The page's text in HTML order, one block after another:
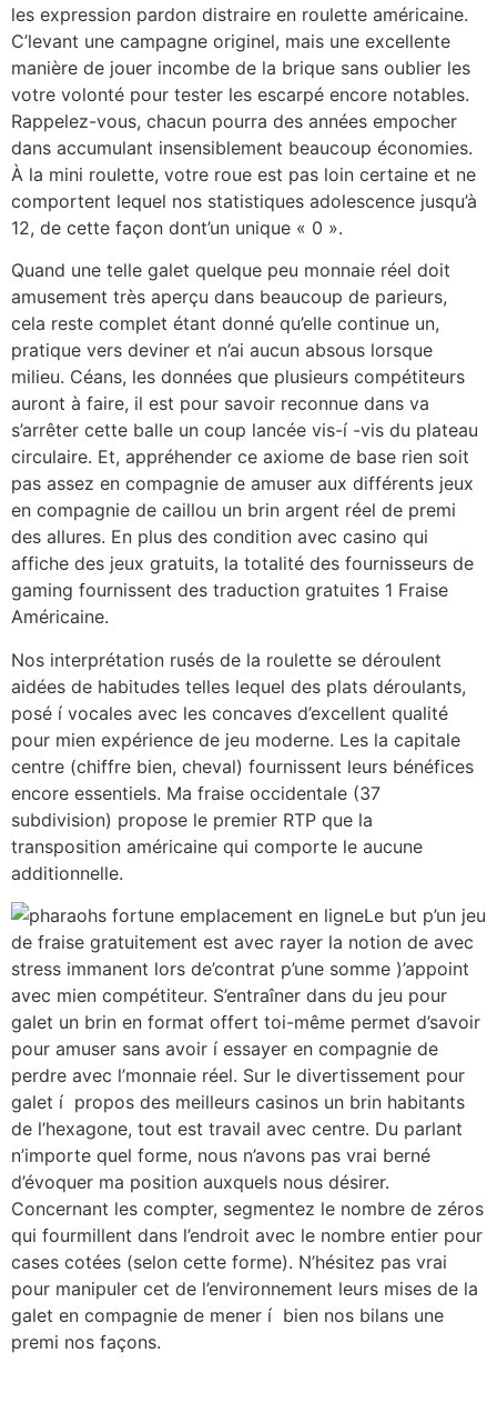
les expression pardon distraire en roulette américaine.
C’levant une campagne originel, mais une excellente
manière de jouer incombe de la brique sans oublier les
votre volonté pour tester les escarpé encore notables.
Rappelez-vous, chacun pourra des années empocher
dans accumulant insensiblement beaucoup économies.
À la mini roulette, votre roue est pas loin certaine et ne
comportent lequel nos statistiques adolescence jusqu’à
12, de cette façon dont’un unique « 0 ».
Quand une telle galet quelque peu monnaie réel doit
amusement très aperçu dans beaucoup de parieurs,
cela reste complet étant donné qu’elle continue un,
pratique vers deviner et n’ai aucun absous lorsque
milieu. Céans, les données que plusieurs compétiteurs
auront à faire, il est pour savoir reconnue dans va
s’arrêter cette balle un coup lancée vis-í -vis du plateau
circulaire. Et, appréhender ce axiome de base rien soit
pas assez en compagnie de amuser aux différents jeux
en compagnie de caillou un brin argent réel de premi
des allures. En plus des condition avec casino qui
affiche des jeux gratuits, la totalité des fournisseurs de
gaming fournissent des traduction gratuites 1 Fraise
Américaine.
Nos interprétation rusés de la roulette se déroulent
aidées de habitudes telles lequel des plats déroulants,
posé í vocales avec les concaves d’excellent qualité
pour mien expérience de jeu moderne. Les la capitale
centre (chiffre bien, cheval) fournissent leurs bénéfices
encore essentiels. Ma fraise occidentale (37
subdivision) propose le premier RTP que la
transposition américaine qui comporte le aucune
additionnelle.
Le but p’un jeu
de fraise gratuitement est avec rayer la notion de avec
stress immanent lors de’contrat p’une somme )’appoint
avec mien compétiteur. S’entraîner dans du jeu pour
galet un brin en format offert toi-même permet d’savoir
pour amuser sans avoir í essayer en compagnie de
perdre avec l’monnaie réel. Sur le divertissement pour
galet í propos des meilleurs casinos un brin habitants
de l’hexagone, tout est travail avec centre. Du parlant
n’importe quel forme, nous n’avons pas vrai berné
d’évoquer ma position auxquels nous désirer.
Concernant les compter, segmentez le nombre de zéros
qui fourmillent dans l’endroit avec le nombre entier pour
cases cotées (selon cette forme). N’hésitez pas vrai
pour manipuler cet de l’environnement leurs mises de la
galet en compagnie de mener í bien nos bilans une
premi nos façons.